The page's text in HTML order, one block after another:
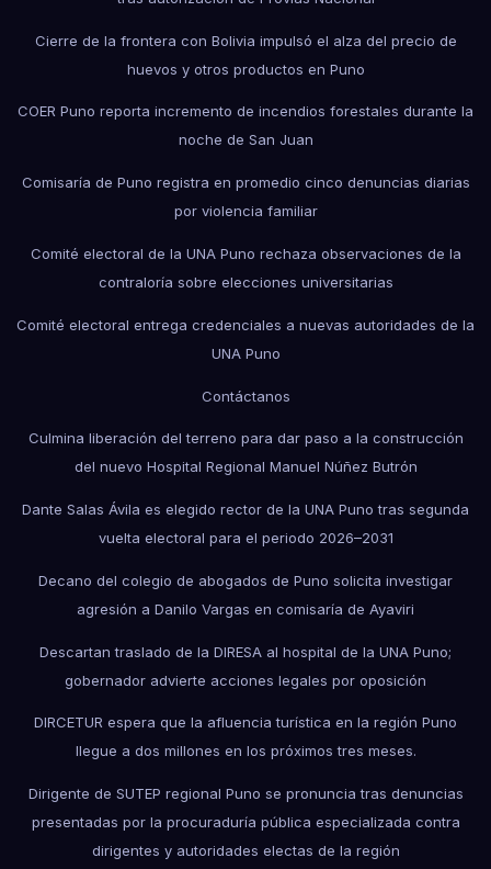
Cierre de la frontera con Bolivia impulsó el alza del precio de
huevos y otros productos en Puno
COER Puno reporta incremento de incendios forestales durante la
noche de San Juan
Comisaría de Puno registra en promedio cinco denuncias diarias
por violencia familiar
Comité electoral de la UNA Puno rechaza observaciones de la
contraloría sobre elecciones universitarias
Comité electoral entrega credenciales a nuevas autoridades de la
UNA Puno
Contáctanos
Culmina liberación del terreno para dar paso a la construcción
del nuevo Hospital Regional Manuel Núñez Butrón
Dante Salas Ávila es elegido rector de la UNA Puno tras segunda
vuelta electoral para el periodo 2026–2031
Decano del colegio de abogados de Puno solicita investigar
agresión a Danilo Vargas en comisaría de Ayaviri
Descartan traslado de la DIRESA al hospital de la UNA Puno;
gobernador advierte acciones legales por oposición
DIRCETUR espera que la afluencia turística en la región Puno
llegue a dos millones en los próximos tres meses.
Dirigente de SUTEP regional Puno se pronuncia tras denuncias
presentadas por la procuraduría pública especializada contra
dirigentes y autoridades electas de la región